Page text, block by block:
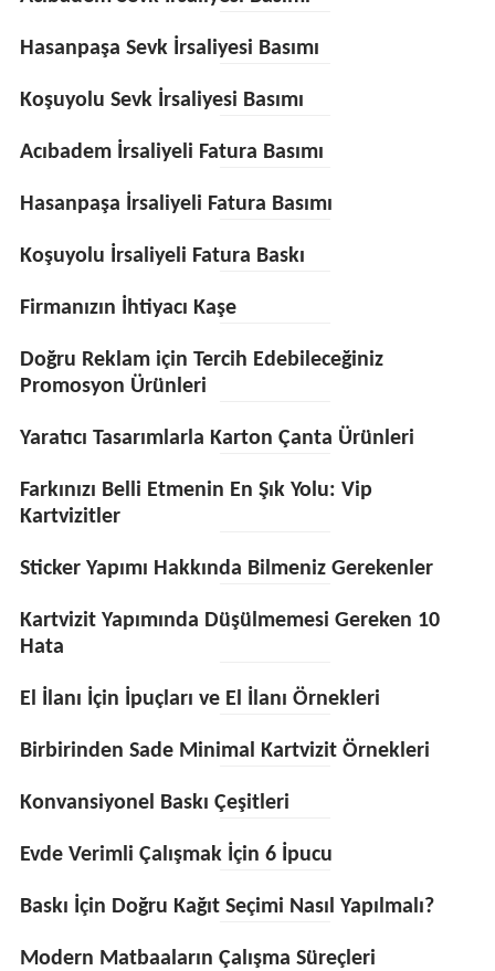
Hasanpaşa Sevk İrsaliyesi Basımı
Koşuyolu Sevk İrsaliyesi Basımı
Acıbadem İrsaliyeli Fatura Basımı
Hasanpaşa İrsaliyeli Fatura Basımı
Koşuyolu İrsaliyeli Fatura Baskı
Firmanızın İhtiyacı Kaşe
Doğru Reklam için Tercih Edebileceğiniz
Promosyon Ürünleri
Yaratıcı Tasarımlarla Karton Çanta Ürünleri
Farkınızı Belli Etmenin En Şık Yolu: Vip
Kartvizitler
Sticker Yapımı Hakkında Bilmeniz Gerekenler
Kartvizit Yapımında Düşülmemesi Gereken 10
Hata
El İlanı İçin İpuçları ve El İlanı Örnekleri
Birbirinden Sade Minimal Kartvizit Örnekleri
Konvansiyonel Baskı Çeşitleri
Evde Verimli Çalışmak İçin 6 İpucu
Baskı İçin Doğru Kağıt Seçimi Nasıl Yapılmalı?
Modern Matbaaların Çalışma Süreçleri